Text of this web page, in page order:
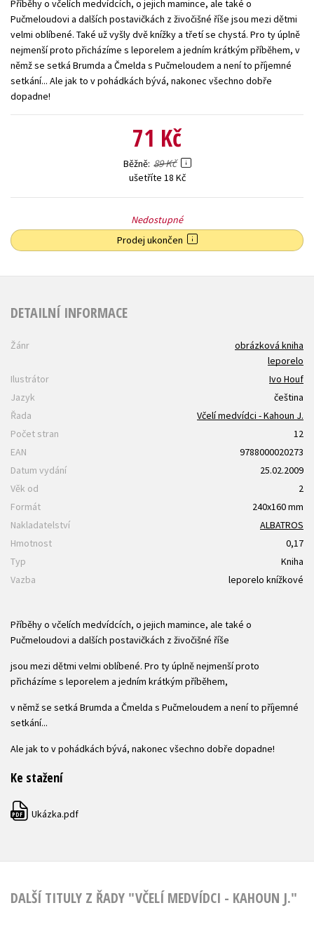
Young adult (SK)
Zahraniční literatura Zdraví a životní styl
Všechny tituly
Příběhy o včelích medvídcích, o jejich mamince, ale také o
Pučmeloudovi a dalších postavičkách z živočišné říše jsou mezi dětmi
velmi oblíbené. Také už vyšly dvě knížky a třetí se chystá. Pro ty úplně
nejmenší proto přicházíme s leporelem a jedním krátkým příběhem, v
němž se setká Brumda a Čmelda s Pučmeloudem a není to příjemné
setkání... Ale jak to v pohádkách bývá, nakonec všechno dobře
dopadne!
71 Kč
Běžně 89 Kč
ušetříte 18 Kč
Nedostupné
Prodej ukončen
DETAILNÍ INFORMACE
Žánr
obrázková kniha
leporelo
Ilustrátor
Ivo Houf
Jazyk
čeština
Řada
Včelí medvídci - Kahoun J.
Počet stran
12
EAN
9788000020273
Datum vydání
25.02.2009
Věk od
2
Formát
240x160 mm
Nakladatelství
ALBATROS
Hmotnost
0,17
Typ
Kniha
Vazba
leporelo knížkové
Příběhy o včelích medvídcích, o jejich mamince, ale také o
Pučmeloudovi a dalších postavičkách z živočišné říše
jsou mezi dětmi velmi oblíbené. Pro ty úplně nejmenší proto
přicházíme s leporelem a jedním krátkým příběhem,
v němž se setká Brumda a Čmelda s Pučmeloudem a není to příjemné
setkání...
Ale jak to v pohádkách bývá, nakonec všechno dobře dopadne!
Ke stažení
PDF Ukázka.pdf
DALŠÍ TITULY Z ŘADY "VČELÍ MEDVÍDCI - KAHOUN J."